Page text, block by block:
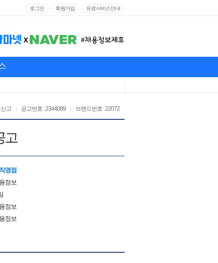
로그인 회원가입 유료서비스안내
브랜드번호 : 22072
공고번호 : 2344089
고
고
영점
정보
정보
정보